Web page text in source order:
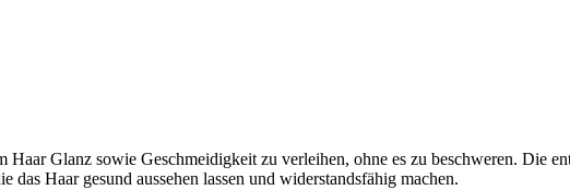
Glanz sowie Geschmeidigkeit zu verleihen, ohne es zu beschweren. Die
Haar gesund aussehen lassen und widerstandsfähig machen.